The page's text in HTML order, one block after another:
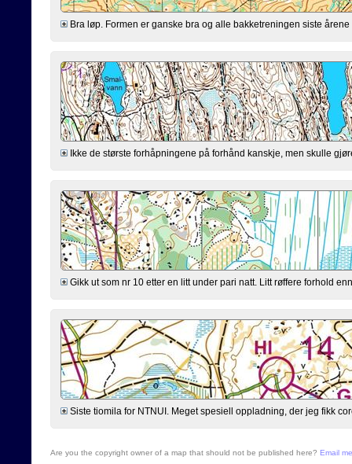
Bra løp. Formen er ganske bra og alle bakketreningen siste
Ikke de største forhåpningene på forhånd kanskje, men skulle
Gikk ut som nr 10 etter en litt under pari natt. Litt røffere forhold
Siste tiomila for NTNUI. Meget spesiell oppladning, der jeg fikk
Are you the copyright owner of a map that should not be published here? Email me